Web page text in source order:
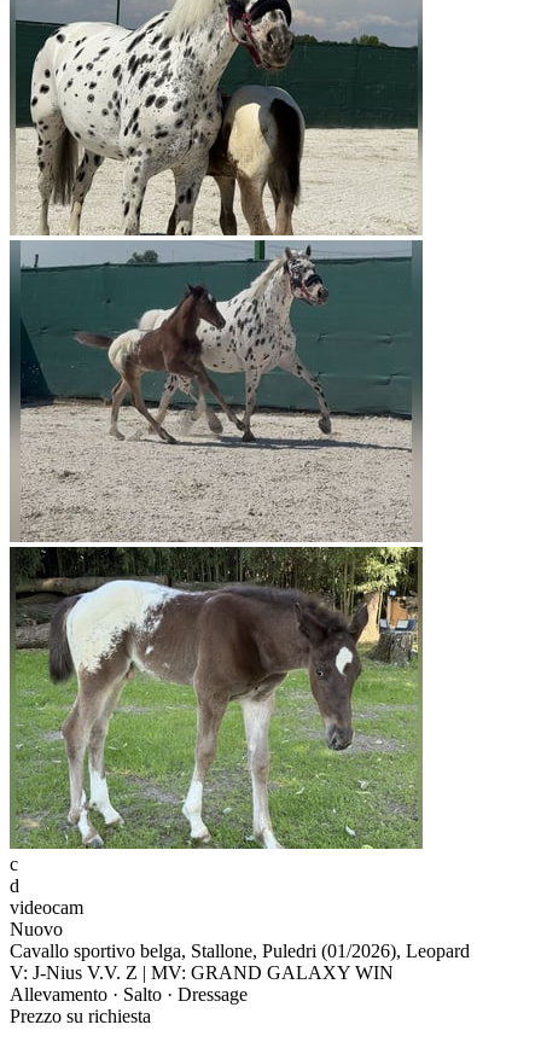
c
d
videocam
Nuovo
Cavallo sportivo belga, Stallone, Puledri (01/2026), Leopard
V: J-Nius V.V. Z | MV: GRAND GALAXY WIN
Allevamento · Salto · Dressage
Prezzo su richiesta